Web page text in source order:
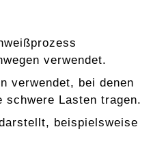
verwendet.
verwendet, bei denen
Lasten tragen.
beispielsweise